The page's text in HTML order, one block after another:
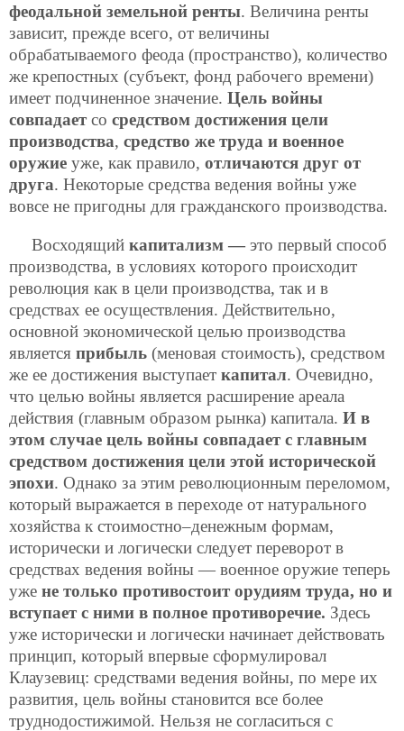
феодальной земельной ренты. Величина ренты
зависит, прежде всего, от величины
обрабатываемого феода (пространство), количество
же крепостных (субъект, фонд рабочего времени)
имеет подчиненное значение. Цель войны
совпадает со средством достижения цели
производства, средство же труда и военное
оружие уже, как правило, отличаются друг от
друга. Некоторые средства ведения войны уже
вовсе не пригодны для гражданского производства.
Восходящий капитализм — это первый способ
производства, в условиях которого происходит
революция как в цели производства, так и в
средствах ее осуществления. Действительно,
основной экономической целью производства
является прибыль (меновая стоимость), средством
же ее достижения выступает капитал. Очевидно,
что целью войны является расширение ареала
действия (главным образом рынка) капитала. И в
этом случае цель войны совпадает с главным
средством достижения цели этой исторической
эпохи. Однако за этим революционным переломом,
который выражается в переходе от натурального
хозяйства к стоимостно–денежным формам,
исторически и логически следует переворот в
средствах ведения войны — военное оружие теперь
уже не только противостоит орудиям труда, но и
вступает с ними в полное противоречие. Здесь
уже исторически и логически начинает действовать
принцип, который впервые сформулировал
Клаузевиц: средствами ведения войны, по мере их
развития, цель войны становится все более
труднодостижимой. Нельзя не согласиться с